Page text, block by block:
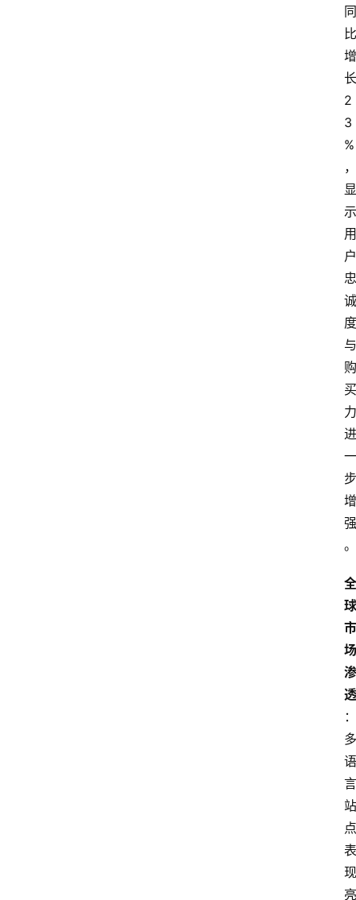
同
比
增
长
2
3
%
，
显
示
用
户
忠
诚
度
与
购
买
力
进
一
步
增
强
。
全
球
市
场
渗
透
：
多
语
言
站
点
表
现
亮